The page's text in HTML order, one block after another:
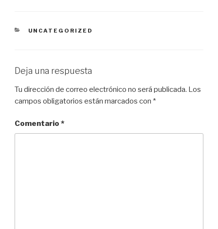
UNCATEGORIZED
Deja una respuesta
Tu dirección de correo electrónico no será publicada. Los
campos obligatorios están marcados con *
Comentario *